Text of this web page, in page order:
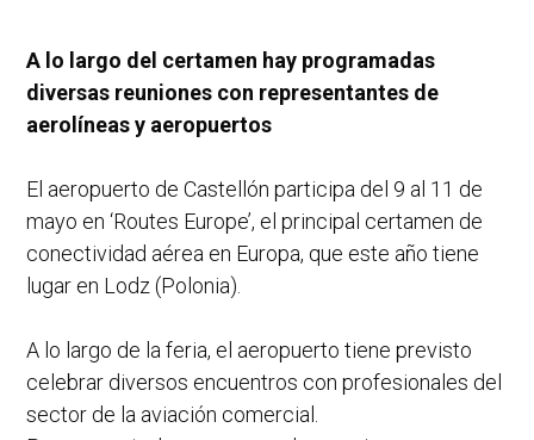
A lo largo del certamen hay programadas
diversas reuniones con representantes de
aerolíneas y aeropuertos
El aeropuerto de Castellón participa del 9 al 11 de
mayo en ‘Routes Europe’, el principal certamen de
conectividad aérea en Europa, que este año tiene
lugar en Lodz (Polonia).
A lo largo de la feria, el aeropuerto tiene previsto
celebrar diversos encuentros con profesionales del
sector de la aviación comercial.